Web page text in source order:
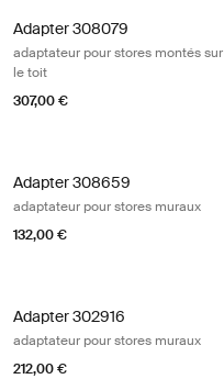
Adapter 308079
adaptateur pour stores montés sur
le toit
307,00 €
Adapter 308659
adaptateur pour stores muraux
132,00 €
Adapter 302916
adaptateur pour stores muraux
212,00 €